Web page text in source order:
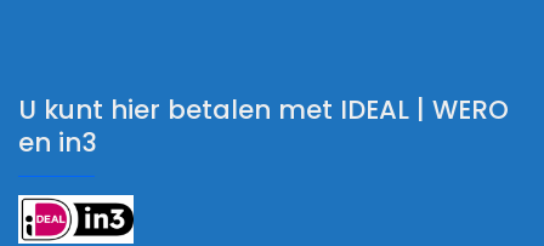
U kunt hier betalen met IDEAL | WERO
en in3